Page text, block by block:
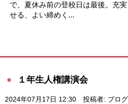
で、夏休み前の登校日は最後。充
せる、よい締めく...
１年生人権講演会
2024年07月17日 12:30 投稿者: ブロ